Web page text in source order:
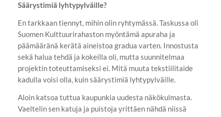
Säärystimiä lyhtypylväille?
En tarkkaan tiennyt, mihin olin ryhtymässä. Taskussa oli
Suomen Kulttuurirahaston myöntämä apuraha ja
päämääränä kerätä aineistoa gradua varten. Innostusta
sekä halua tehdä ja kokeilla oli, mutta suunnitelmaa
projektin toteuttamiseksi ei. Mitä muuta tekstiilitaide
kadulla voisi olla, kuin säärystimiä lyhtypylväille.
Aloin katsoa tuttua kaupunkia uudesta näkökulmasta.
Vaeltelin sen katuja ja puistoja yrittäen nähdä niissä